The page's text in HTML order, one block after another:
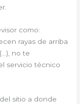
como:
rayas de arriba
no te
servicio técnico
sitio a donde